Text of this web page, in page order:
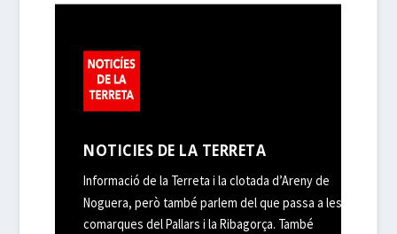
NOTICIES DE LA TERRETA
Informació de la Terreta i la clotada d’Areny de
Noguera, però també parlem del que passa a les
comarques del Pallars i la Ribagorça. També